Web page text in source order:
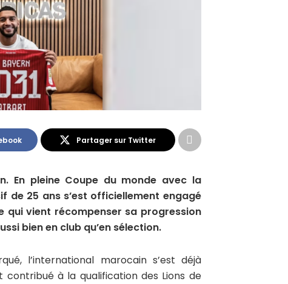
Partager sur Twitter
En pleine Coupe du monde avec la
de 25 ans s’est officiellement engagé
qui vient récompenser sa progression
bien en club qu’en sélection.
l’international marocain s’est déjà
à la qualification des Lions de